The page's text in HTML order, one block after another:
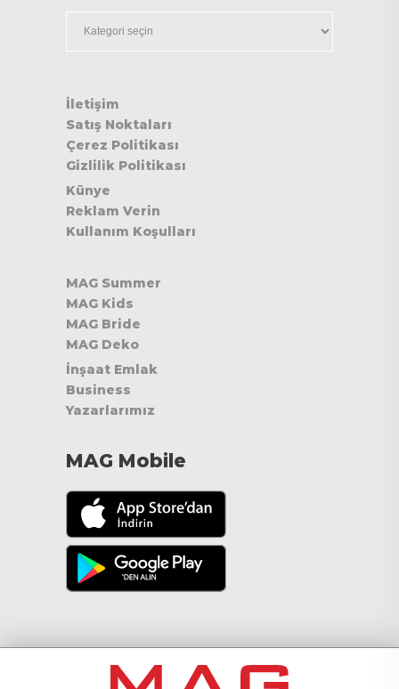
İletişim
Satış Noktaları
Çerez Politikası
Gizlilik Politikası
Künye
Reklam Verin
Kullanım Koşulları
MAG Summer
MAG Kids
MAG Bride
MAG Deko
İnşaat Emlak
Business
Yazarlarımız
MAG Mobile